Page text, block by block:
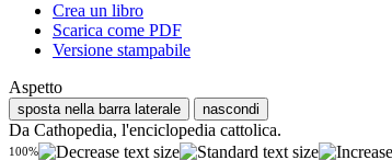
Crea un libro
Scarica come PDF
Versione stampabile
Aspetto
sposta nella barra laterale nascondi
Da Cathopedia, l'enciclopedia cattolica.
100%